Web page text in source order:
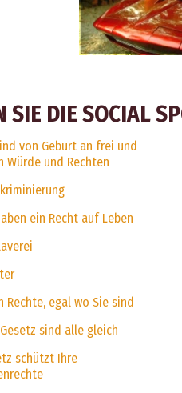
SIE DIE SOCIAL
von Geburt an frei und
Würde und Rechten
ein Recht auf Leben
Rechte, egal wo Sie sind
sind alle gleich
schützt Ihre